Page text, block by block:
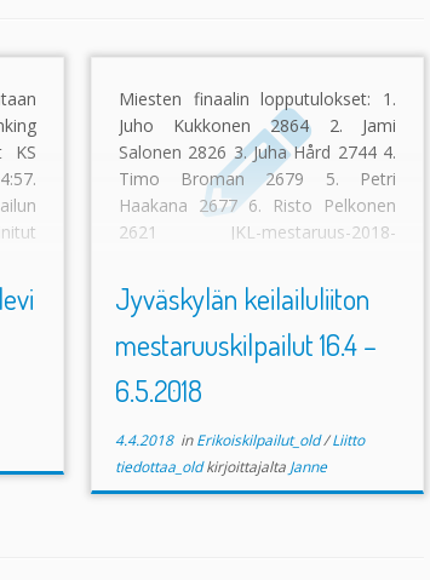
KS
Miesten finaalin lopputulokset: 1.
Juho Kukkonen 2864 2. Jami
Salonen 2826 3. Juha Hård 2744 4.
Timo Broman 2679 5. Petri
Haakana 2677 6. Risto Pelkonen
2621 JKL-mestaruus-2018-
2018-Joukkuekisa […]
Jyväskylän keilailuliiton
mestaruuskilpailut 16.4 –
6.5.2018
4.4.2018inErikoiskilpailut_old/Liitto
tiedottaa_oldkirjoittajalta Janne